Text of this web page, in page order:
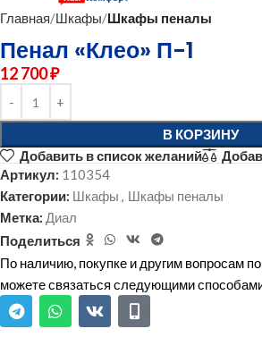
Главная Шкафы Шкафы пеналы
Пенал «Клео» П-1
12 700₽
В КОРЗИНУ
Добавить в список желаний
Артикул: 110354
Категории: Шкафы , Шкафы пеналы
Метка: Диал
Поделиться
По наличию, покупке и другим вопросам
можете связаться следующими